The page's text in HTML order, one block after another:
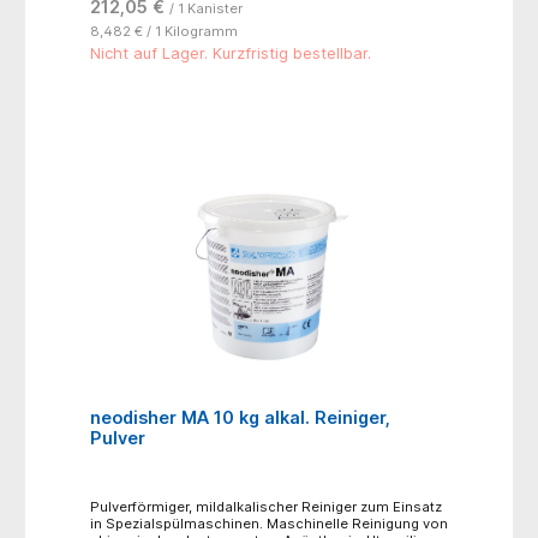
Oxidationsmittel sind in neodisher LaboClean FLA
nicht enthalten. neodisher LaboClean FLA ist für die
maschinelle Reinigung von üblichen Laborutensilien
aus Glas, Edelstahl, Kunststoff und keramischem
212,05 € / 1 Kanister
8,482 € / 1 Kilogramm
Nicht auf Lager. Kurzfristig bestellbar.
neodisher MA 10 kg alkal. Reiniger,
Pulver
Pulverförmiger, mildalkalischer Reiniger zum Einsatz
in Spezialspülmaschinen. Maschinelle Reinigung von